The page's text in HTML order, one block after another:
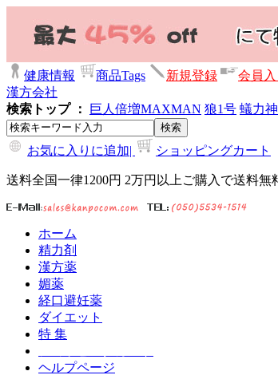
健康情報 商品Tags 新規登録 会員入
漢方会社
検索トップ ：
巨人倍増MAXMAN 狼1号 蟻力神
お気に入りに追加| ショッピングカート
送料全国一律1200円 2万円以上ご購入で送料無
ホーム
精力剤
漢方薬
媚薬
経口避妊薬
ダイエット
特 集
ヘルプページ